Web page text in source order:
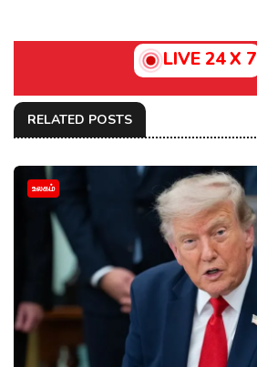
LIVE 24 X 7
RELATED POSTS
உலகம்